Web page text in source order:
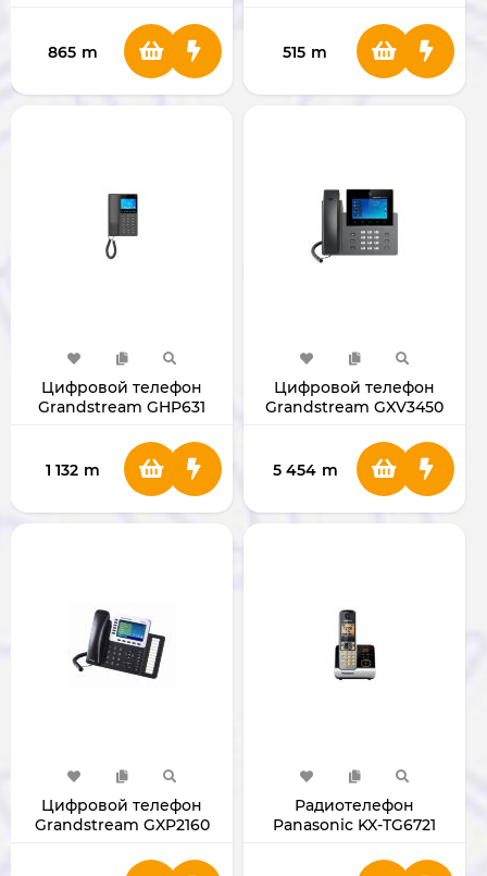
865 m 515 m
Цифровой телефон
Grandstream GHP631
1 132 m
Цифровой телефон
Grandstream GXV3450
5 454 m
Цифровой телефон
Grandstream GXP2160
Радиотелефон
Panasonic KX-TG6721